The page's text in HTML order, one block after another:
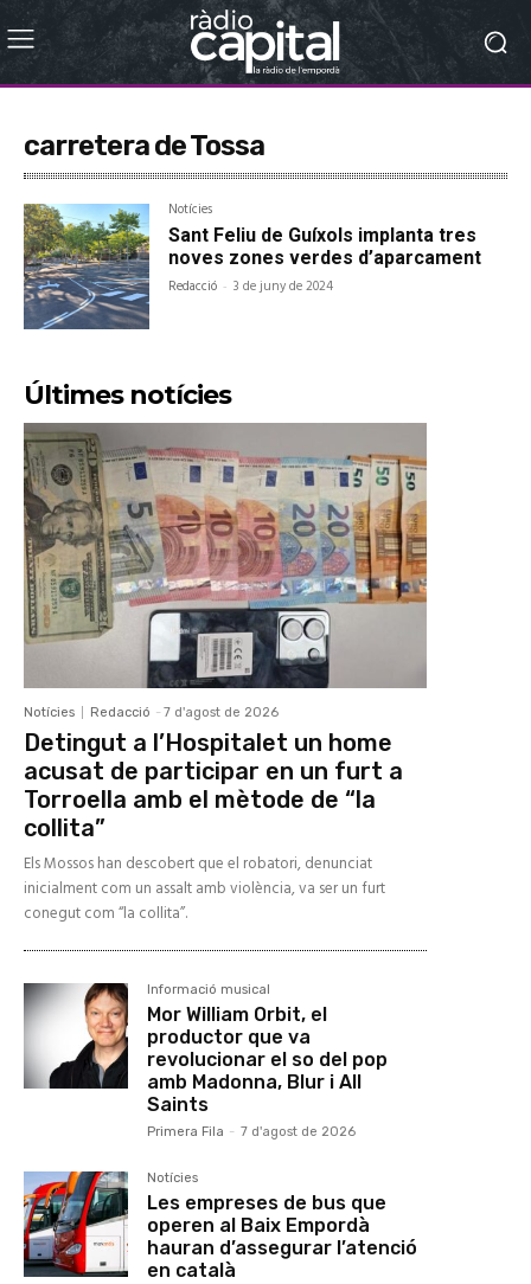
carretera de Tossa
Notícies
Sant Feliu de Guíxols implanta tres
noves zones verdes d’aparcament
Redacció - 3 de juny de 2024
Últimes notícies
Notícies Redacció - 7 d'agost de 2026
Detingut a l’Hospitalet un home
acusat de participar en un furt a
Torroella amb el mètode de “la
collita”
Els Mossos han descobert que el robatori, denunciat
inicialment com un assalt amb violència, va ser un furt
conegut com “la collita”.
Informació musical
Mor William Orbit, el
productor que va
revolucionar el so del pop
amb Madonna, Blur i All
Saints
Primera Fila - 7 d'agost de 2026
Notícies
Les empreses de bus que
operen al Baix Empordà
hauran d’assegurar l’atenció
en català